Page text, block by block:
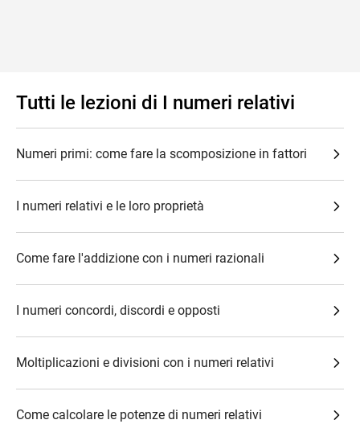
Tutti le lezioni di I numeri relativi
Numeri primi: come fare la scomposizione in fattori
I numeri relativi e le loro proprietà
Come fare l'addizione con i numeri razionali
I numeri concordi, discordi e opposti
Moltiplicazioni e divisioni con i numeri relativi
Come calcolare le potenze di numeri relativi